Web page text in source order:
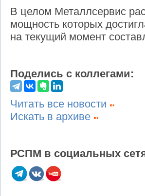
В целом Металлсервис
мощность которых
на текущий момент
Поделись с коллегами:
Читать все новости
Искать в архиве
РСПМ в социальных